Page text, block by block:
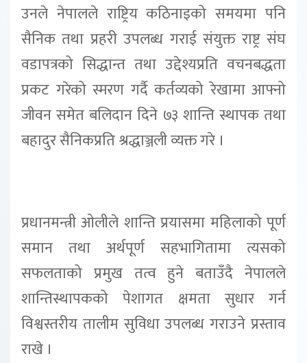
उनले नेपालले राष्ट्रिय कठिनाइको समयमा पनि
सैनिक तथा प्रहरी उपलब्ध गराई संयुक्त राष्ट्र संघ
वडापत्रको सिद्धान्त तथा उद्देश्यप्रति वचनबद्धता
प्रकट गरेको स्मरण गर्दै कर्तव्यको रेखामा आफ्नो
जीवन समेत बलिदान दिने ७३ शान्ति स्थापक तथा
बहादुर सैनिकप्रति श्रद्धाञ्जली व्यक्त गरे ।
प्रधानमन्त्री ओलीले शान्ति प्रयासमा महिलाको पूर्ण
समान तथा अर्थपूर्ण सहभागितामा त्यसको
सफलताको प्रमुख तत्व हुने बताउँदै नेपालले
शान्तिस्थापकको पेशागत क्षमता सुधार गर्न
विश्वस्तरीय तालीम सुविधा उपलब्ध गराउने प्रस्ताव
राखे ।